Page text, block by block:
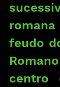
feudo
centro